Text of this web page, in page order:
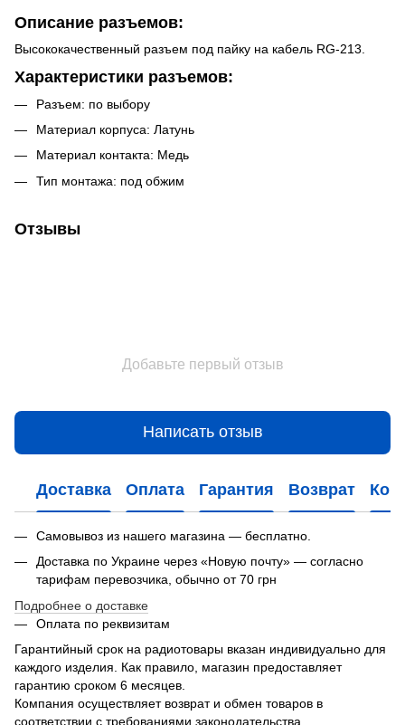
Описание разъемов:
Высококачественный разъем под пайку на кабель RG-213.
Характеристики разъемов:
Разъем: по выбору
Материал корпуса: Латунь
Материал контакта: Медь
Тип монтажа: под обжим
Отзывы
Добавьте первый отзыв
Написать отзыв
Доставка Оплата Гарантия Возврат
Самовывоз из нашего магазина — бесплатно.
Доставка по Украине через «Новую почту» — согласно
тарифам перевозчика, обычно от 70 грн
Подробнее о доставке
Оплата по реквизитам
Гарантийный срок на радиотовары вказан индивидуально для
каждого изделия. Как правило, магазин предоставляет
гарантию сроком 6 месяцев.
Компания осуществляет возврат и обмен товаров в
соответствии с требованиями законодательства.